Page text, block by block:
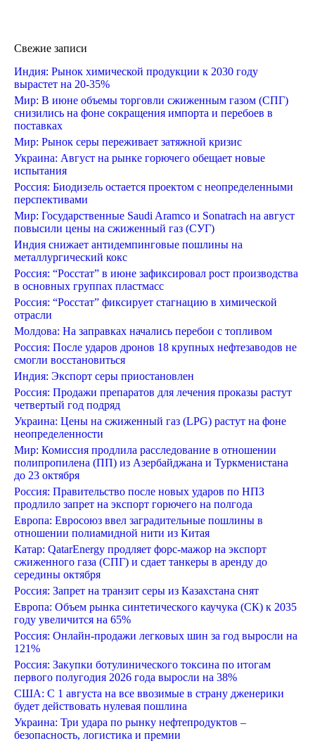
Свежие записи
Индия: Рынок химической продукции к 2030 году
вырастет на 20-35%
Мир: В июне объемы торговли сжиженным газом (СПГ)
снизились на фоне сокращения импорта и перебоев в
поставках
Мир: Рынок серы переживает затяжной кризис
Украина: Август на рынке горючего обещает новые
испытания
Россия: Биодизель остается проектом с неопределенными
перспективами
Мир: Государственные Saudi Aramco и Sonatrach на август
повысили цены на сжиженный газ (СУГ)
Индия снижает антидемпинговые пошлины на
металлургический кокс
Россия: “Росстат” в июне зафиксировал рост производства
в основных группах пластмасс
Россия: “Росстат” фиксирует стагнацию в химической
отрасли
Молдова: На заправках начались перебои с топливом
Россия: После ударов дронов 18 крупных нефтезаводов не
смогли восстановиться
Индия: Экспорт серы приостановлен
Россия: Продажи препаратов для лечения проказы растут
четвертый год подряд
Украина: Цены на сжиженный газ (LPG) растут на фоне
неопределенности
Мир: Комиссия продлила расследование в отношении
полипропилена (ПП) из Азербайджана и Туркменистана
до 23 октября
Россия: Правительство после новых ударов по НПЗ
продлило запрет на экспорт горючего на полгода
Европа: Евросоюз ввел заградительные пошлины в
отношении полиамидной нити из Китая
Катар: QatarEnergy продляет форс-мажор на экспорт
сжиженного газа (СПГ) и сдает танкеры в аренду до
середины октября
Россия: Запрет на транзит серы из Казахстана снят
Европа: Объем рынка синтетического каучука (СК) к 2035
году увеличится на 65%
Россия: Онлайн-продажи легковых шин за год выросли на
121%
Россия: Закупки ботулинического токсина по итогам
первого полугодия 2026 года выросли на 38%
США: С 1 августа на все ввозимые в страну дженерики
будет действовать нулевая пошлина
Украина: Три удара по рынку нефтепродуктов –
безопасность, логистика и премии